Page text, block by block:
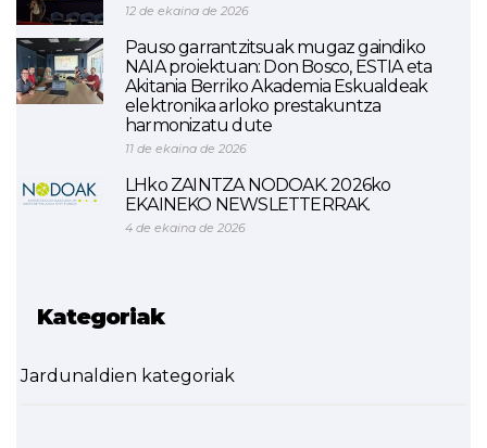
12 de ekaina de 2026
Pauso garrantzitsuak mugaz gaindiko
NAIA proiektuan: Don Bosco, ESTIA eta
Akitania Berriko Akademia Eskualdeak
elektronika arloko prestakuntza
harmonizatu dute
11 de ekaina de 2026
LHko ZAINTZA NODOAK. 2026ko
EKAINEKO NEWSLETTERRAK.
4 de ekaina de 2026
Kategoriak
Jardunaldien kategoriak